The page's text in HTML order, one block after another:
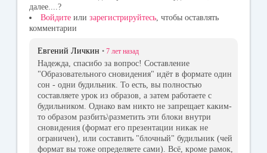
далее....?
Войдите или зарегистрируйтесь, чтобы оставлять
комментарии
Евгений Личкин • 7 лет назад
Надежда, спасибо за вопрос! Составление
"Образовательного сновидения" идёт в формате один
сон - одни будильник. То есть, вы полностью
составляете урок из образов, а затем работаете с
будильником. Однако вам никто не запрещает каким-
то образом разбить\разметить эти блоки внутри
сновидения (формат его презентации никак не
ограничен), или составить "блочный" будильник (чей
формат вы тоже определяете сами). Всё, кроме рамок,